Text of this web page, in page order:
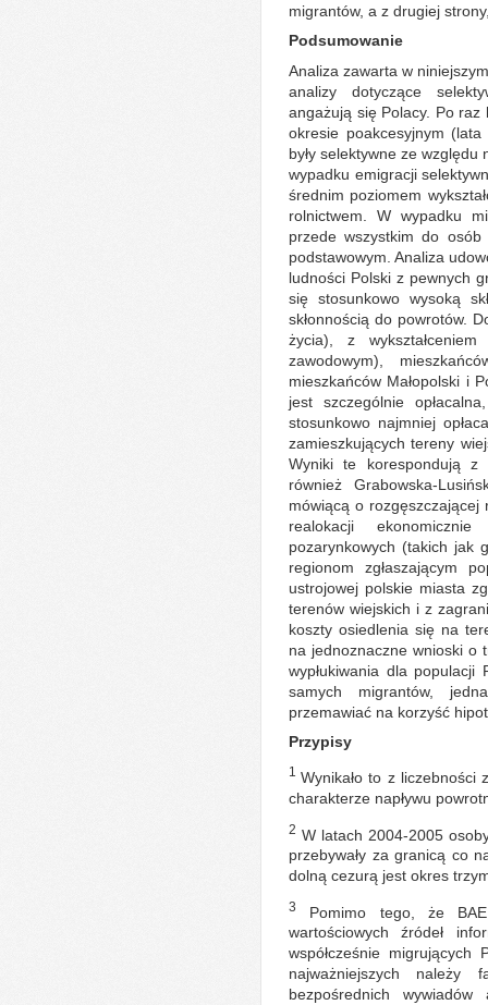
migrantów, a z drugiej
Podsumowanie
Analiza zawarta w
analizy dotyczące
angażują się Polacy. Po raz
okresie poakcesyjnym
były selektywne ze
wypadku emigracji
średnim poziomem
rolnictwem. W wypadku
przede wszystkim do osób
podstawowym. Analiza
ludności Polski z pewnych
się stosunkowo wysoką
skłonnością do powrotów.
życia), z
zawodowym),
mieszkańców Małopolski i
jest szczególnie
stosunkowo najmniej
zamieszkujących tereny
Wyniki te korespondują z
również Grabowska-
mówiącą o
realokacji
pozarynkowych (takich jak
regionom zgłaszającym
ustrojowej polskie miasta
terenów wiejskich i z
koszty osiedlenia się na
na jednoznaczne wnioski o
wypłukiwania dla populacji
samych migrantów,
przemawiać na korzyść
Przypisy
1Wynikało to z liczebności
charakterze napływu
2 W latach 2004-2005
przebywały za granicą co
dolną cezurą jest okres
3
Pomimo tego, że
wartościowych źródeł
współcześnie
najważniejszych
bezpośrednich